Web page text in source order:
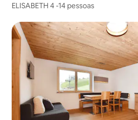
ELISABETH 4 -14 pessoas